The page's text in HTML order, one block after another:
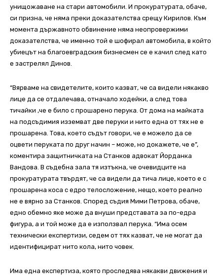
унищожаване на стари автомобили. И прокуратурата, обаче,
си призна, че няма преки доказателства срещу Кирилов. Към
момента държавното обвинение няма неопровержими
доказателства, че именно той е шофирал автомобила, в който
убиецът на благоевградския бизнесмен се е качил след като
е застрелял Динов.
“Вярваме на свидетелите, които казват, че са видели някакво
лице да се отдалечава, отначало ходейки, а след това
тичайки ,че е било с прошарено перука. От дома на майката
на подсъдимия изземват две перуки и нито една от тях не е
прошарена. Това, което съдът говори, че е можело да се
оцвети перуката по друг начин – може, но докажете, че е”,
коментира защитничката на Станков адвокат Йорданка
Вандова. В съдебна зала тя изтъкна, че очевидците на
прокуратурата твърдят, че са видели да тича лице, което е с
прошарена коса с едро телосложение, нещо, което реално
не е вярно за Станков. Според съдия Мими Петрова, обаче,
едно обемно яке може да внуши представата за по-едра
фигура, а и той може да е използвал перука. “Има осем
технически експертизи, седем от тях казват, че не могат да
идентифицират нито кола, нито човек.
Има една експертиза, която проследява някакви движения и